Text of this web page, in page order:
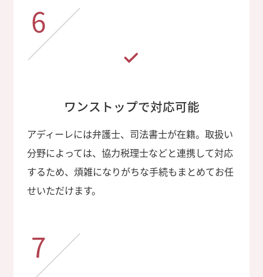
6
ワンストップで対応可能
アディーレには弁護士、司法書士が在籍。取扱い
分野によっては、協力税理士などと連携して対応
するため、煩雑になりがちな手続もまとめてお任
せいただけます。
7